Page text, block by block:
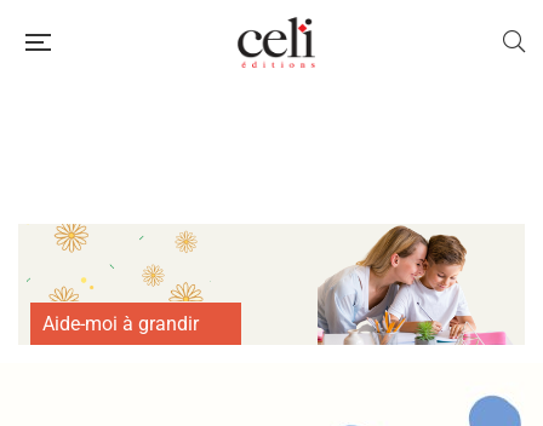
Aide-moi à grandir